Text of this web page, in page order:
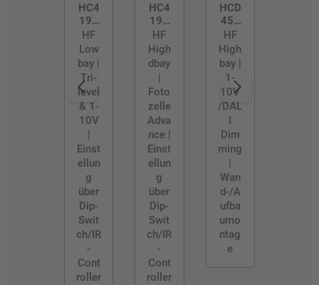
HC4
19V
RC
HF
Low
bay |
Tri-
level
& 1-
10V
|
Einst
ellun
g
über
Dip-
Swit
ch/IR
-
Cont
roller
HC4
19V
RC/
R
HF
High
dbay
|
Foto
zelle
Adva
nce |
Einst
ellun
g
über
Dip-
Swit
ch/IR
-
Cont
roller
HCD
450
VDS/
RC
HF
High
bay |
1-
10V
/DAL
I
Dim
ming
|
Wan
d-/A
ufba
umo
ntag
e